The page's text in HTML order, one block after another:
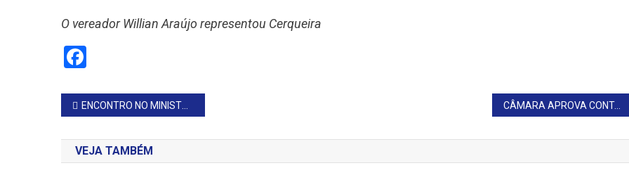
O vereador Willian Araújo representou Cerqueira
Navegação
de
Post
ENCONTRO NO MINISTÉRIO PÚBLICO REÚNE AUTORIDADES MUNICIPAIS DA REGIÃO CÂMARA APROVA CONTAS DO EXECUTIVO E VOTA NOVAS PROPOSITURAS
VEJA TAMBÉM